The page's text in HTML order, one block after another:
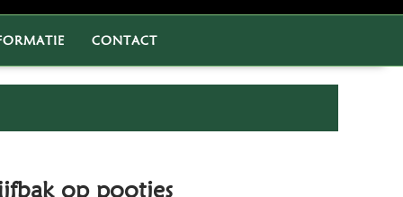
CONTACT
op pootjes